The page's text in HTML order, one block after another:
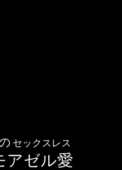
セックスレス
アゼル愛